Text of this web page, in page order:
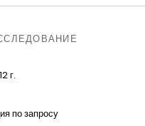
г.
по запросу